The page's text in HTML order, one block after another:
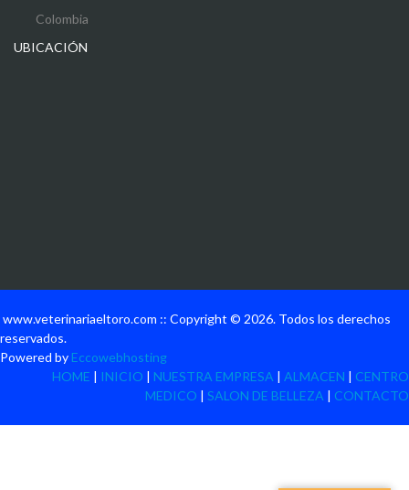
Colombia
UBICACIÓN
www.veterinariaeltoro.com :: Copyright © 2026. Todos los derechos
reservados.
Powered by Eccowebhosting
HOME | INICIO | NUESTRA EMPRESA | ALMACEN | CENTRO
MEDICO | SALON DE BELLEZA | CONTACTO